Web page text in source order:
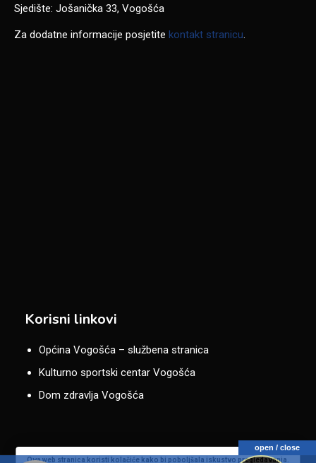
Sjedište: Jošanička 33, Vogošća
Za dodatne informacije posjetite kontakt stranicu.
Korisni linkovi
Općina Vogošća – službena stranica
Kulturno sportski centar Vogošća
Dom zdravlja Vogošća
Ova web stranica koristi kolačiće kako bi poboljšala iskustvo pregledavanja.
open / close